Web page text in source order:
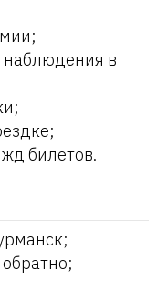
наблюдения в
билетов.